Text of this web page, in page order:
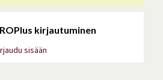
kirjautuminen
sisään